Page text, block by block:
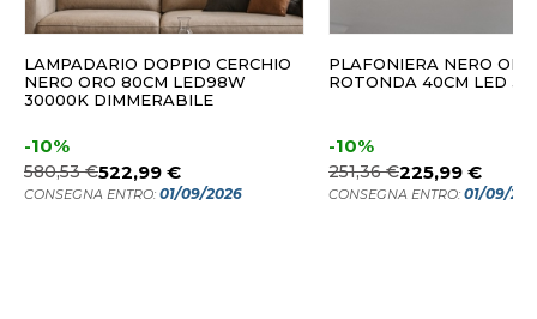
LAMPADARIO DOPPIO CERCHIO
NERO ORO 80CM LED98W
30000K DIMMERABILE
-10%
580,53 €522,99 €
CONSEGNA ENTRO: 01/09/2026
PLAFONIERA NERO ORO
ROTONDA 40CM LED
-10%
251,36 €225,99 €
CONSEGNA ENTRO: 01/09/